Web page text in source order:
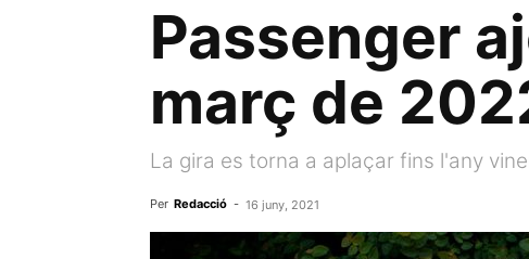
Passenger
març de
La gira es torna a aplaçar fins l'any
Per Redacció - 16 juny, 2021